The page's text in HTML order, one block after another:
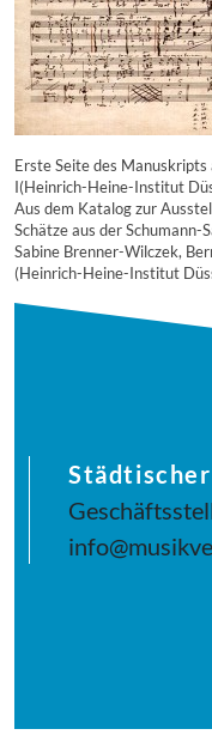
Erste Seite des
I(Heinrich-Heine-Institut
Aus dem Katalog zur
Schätze aus der Schumann-
Sabine Brenner-Wilczek,
(Heinrich-Heine-Institut